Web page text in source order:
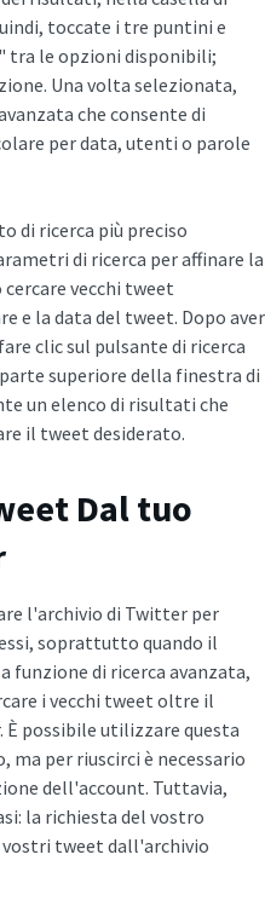
toccate i tre puntini e
tra le opzioni disponibili;
Una volta selezionata,
che consente di
per data, utenti o parole
di ricerca più preciso
di ricerca per affinare la
cercare vecchi tweet
e la data del tweet. Dopo aver
clic sul pulsante di ricerca
superiore della finestra di
un elenco di risultati che
il tweet desiderato.
Dal tuo
l'archivio di Twitter per
soprattutto quando il
funzione di ricerca avanzata,
i vecchi tweet oltre il
possibile utilizzare questa
ma per riuscirci è necessario
dell'account. Tuttavia,
la richiesta del vostro
tweet dall'archivio